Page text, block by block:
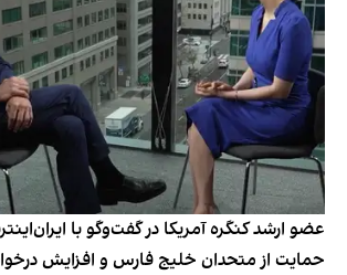
عضو ارشد کنگره آمریکا در گفت‌وگو با
حمایت از متحدان خلیج فارس و افزایش